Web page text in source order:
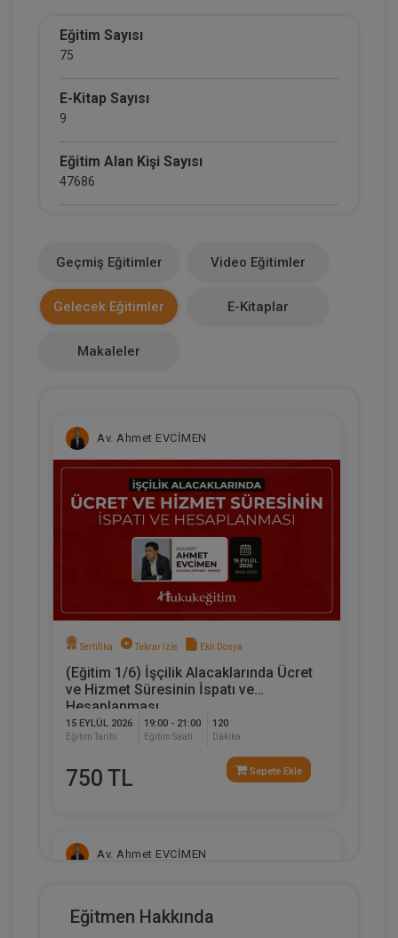
Eğitim Sayısı
75
E-Kitap Sayısı
9
Eğitim Alan Kişi Sayısı
47686
Makale Sayısı
0
Geçmiş Eğitimler Video Eğitimler
Gelecek Eğitimler E-Kitaplar
Makaleler
Av. Ahmet EVCİMEN
Sertifika Tekrar İzle Ekli Dosya
(Eğitim 1/6) İşçilik Alacaklarında Ücret
ve Hizmet Süresinin İspatı ve
Hesaplanması
15 EYLÜL 2026
Eğitim Tarihi
19:00 - 21:00
Eğitim Saati
120
Dakika
750 TL Sepete Ekle
Av. Ahmet EVCİMEN
Eğitmen Hakkında